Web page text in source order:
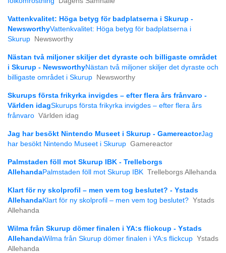
Vattenkvalitet: Höga betyg för badplatserna i Skurup -
NewsworthyVattenkvalitet: Höga betyg för badplatserna i
Skurup
Newsworthy
Nästan två miljoner skiljer det dyraste och billigaste området
i Skurup - NewsworthyNästan två miljoner skiljer det dyraste och
billigaste området i Skurup
Newsworthy
Skurups första frikyrka invigdes – efter flera års frånvaro -
Världen idagSkurups första frikyrka invigdes – efter flera års
frånvaro Världen idag
Jag har besökt Nintendo Museet i Skurup - GamereactorJag
har besökt Nintendo Museet i Skurup Gamereactor
Palmstaden föll mot Skurup IBK - Trelleborgs
AllehandaPalmstaden föll mot Skurup IBK Trelleborgs Allehanda
Klart för ny skolprofil – men vem tog beslutet? - Ystads
AllehandaKlart för ny skolprofil – men vem tog beslutet? Ystads
Allehanda
Wilma från Skurup dömer finalen i YA:s flickcup - Ystads
AllehandaWilma från Skurup dömer finalen i YA:s flickcup Ystads
Allehanda